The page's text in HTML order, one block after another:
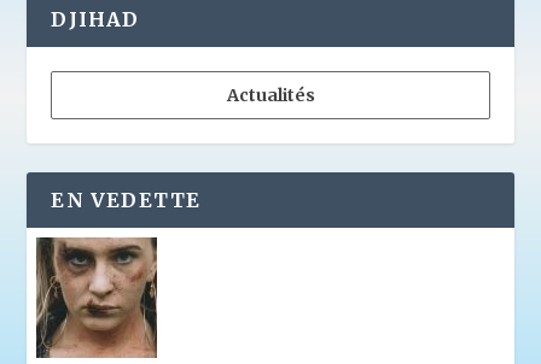
DJIHAD
Actualités
EN VEDETTE